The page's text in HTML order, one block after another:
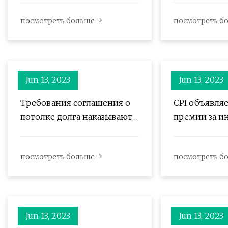
посмотреть больше посмотреть
Jun 13, 2023
Требования соглашения о
потолке долга наказывают
посмотреть больше
Jun 13, 2023
CPI
премии за
посмотреть
Jun 13, 2023 Jun 13, 2023